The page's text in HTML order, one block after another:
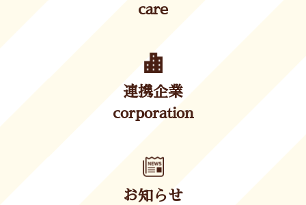
care
連携企業
corporation
お知らせ